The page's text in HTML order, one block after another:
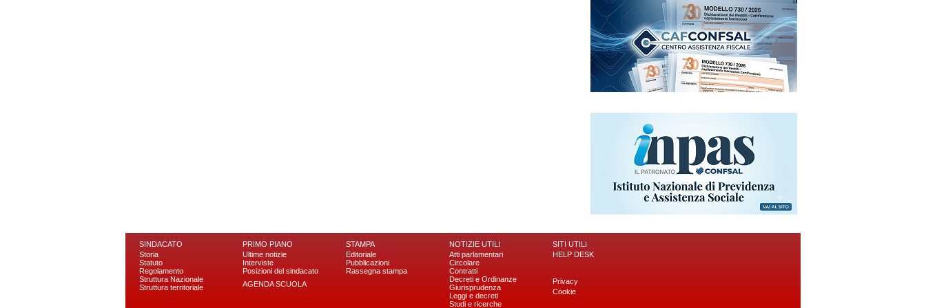
SINDACATO
Storia
Statuto
Regolamento
Struttura Nazionale
Struttura territoriale
PRIMO PIANO
Ultime notizie
Interviste
Posizioni del sindacato
AGENDA SCUOLA
STAMPA
Editoriale
Pubblicazioni
Rassegna stampa
NOTIZIE UTILI
Atti parlamentari
Circolare
Contratti
Decreti e Ordinanze
Giurisprudenza
Leggi e decreti
Studi e ricerche
SITI UTILI
HELP DESK
Privacy
Cookie